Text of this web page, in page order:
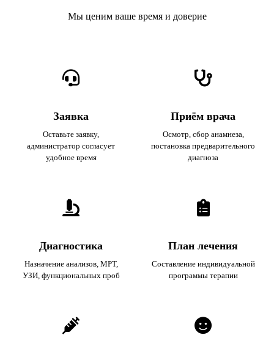
Мы ценим ваше время и доверие
Заявка
Оставьте заявку,
администратор согласует
удобное время
Приём врача
Осмотр, сбор анамнеза,
постановка предварительного
диагноза
Диагностика
Назначение анализов, МРТ,
УЗИ, функциональных проб
План лечения
Составление индивидуальной
программы терапии